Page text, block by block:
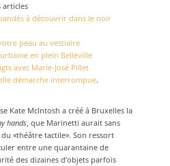
articles
à découvrir dans le noir
peau au vestiaire
en plein Belleville
avec Marie-José Pillet
démarche interrompue.
Kate McIntosh a créé à Bruxelles la
hands, que Marinetti aurait sans
«théâtre tactile». Son ressort
entre une quarantaine de
des dizaines d’objets parfois